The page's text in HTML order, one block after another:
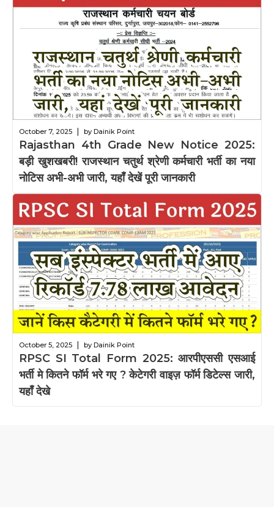
October 7, 2025 by Dainik Point
Rajasthan 4th Grade New Notice 2025:
बड़ी खुशखबरी! राजस्थान चतुर्थ श्रेणी कर्मचारी भर्ती का नया
नोटिस अभी-अभी जारी, यहाँ देखें पूरी जानकारी
October 5, 2025 by Dainik Point
RPSC SI Total Form 2025: आरपीएससी एसआई
भर्ती मे कितने फॉर्म भरे गए ? केटेगरी वाइज़ फॉर्म डिटेल्स जारी,
यहाँ देखे